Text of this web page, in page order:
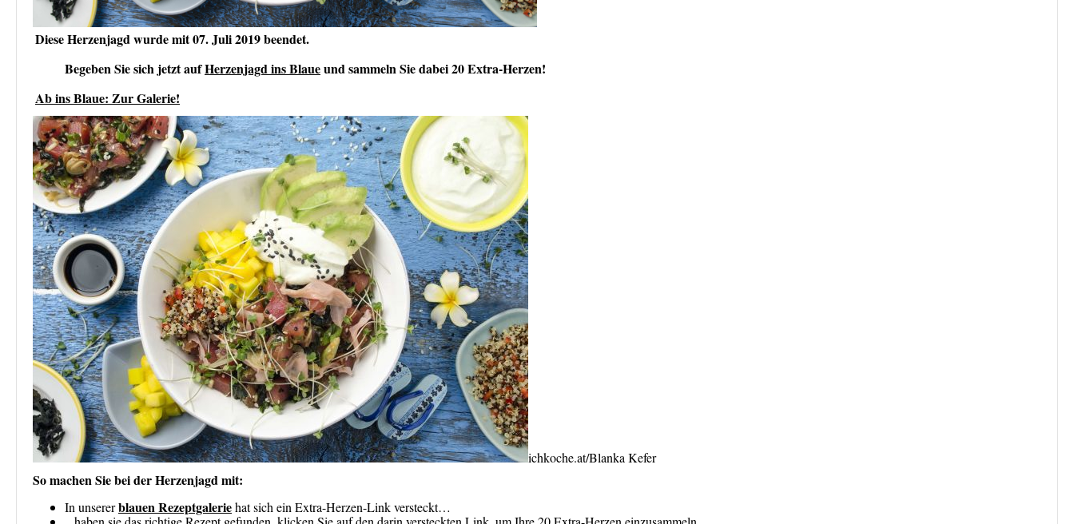
Diese Herzenjagd wurde mit 07. Juli 2019 beendet.
Begeben Sie sich jetzt aufHerzenjagd ins Blaueund sammeln Sie dabei 20 Extra-Herzen!
Ab ins Blaue: Zur Galerie!
ichkoche.at/Blanka Kefer
So machen Sie bei der Herzenjagd mit:
In unsererblauen Rezeptgaleriehat sich ein Extra-Herzen-Link versteckt…